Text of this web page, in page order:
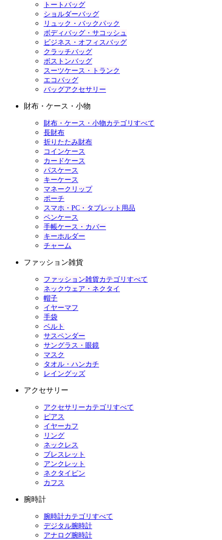
トートバッグ
ショルダーバッグ
リュック・バックパック
ボディバッグ・サコッシュ
ビジネス・オフィスバッグ
クラッチバッグ
ボストンバッグ
スーツケース・トランク
エコバッグ
バッグアクセサリー
財布・ケース・小物
財布・ケース・小物カテゴリすべて
長財布
折りたたみ財布
コインケース
カードケース
パスケース
キーケース
マネークリップ
ポーチ
スマホ・PC・タブレット用品
ペンケース
手帳ケース・カバー
キーホルダー
チャーム
ファッション雑貨
ファッション雑貨カテゴリすべて
ネックウェア・ネクタイ
帽子
イヤーマフ
手袋
ベルト
サスペンダー
サングラス・眼鏡
マスク
タオル・ハンカチ
レイングッズ
アクセサリー
アクセサリーカテゴリすべて
ピアス
イヤーカフ
リング
ネックレス
ブレスレット
アンクレット
ネクタイピン
カフス
腕時計
腕時計カテゴリすべて
デジタル腕時計
アナログ腕時計